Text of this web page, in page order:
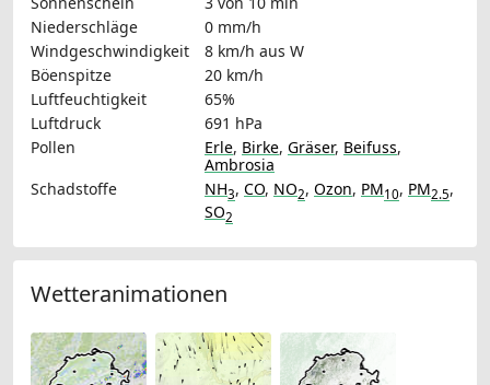
Niederschläge
0 mm/h
Windgeschwindigkeit
8 km/h aus W
Böenspitze
20 km/h
Luftfeuchtigkeit
65%
Luftdruck
691 hPa
Pollen
Erle, Birke, Gräser, Beifuss,
Ambrosia
Schadstoffe
NH3, CO, NO2, Ozon, PM10, PM2.5,
SO2
Wetteranimationen